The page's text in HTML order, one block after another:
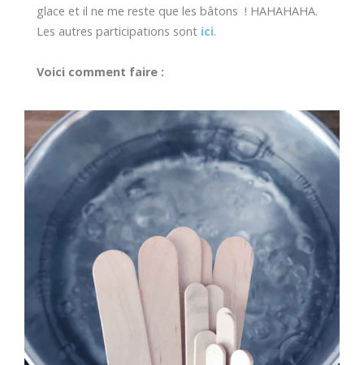
glace et il ne me reste que les bâtons ! HAHAHAHA.
Les autres participations sont ici.
Voici comment faire :